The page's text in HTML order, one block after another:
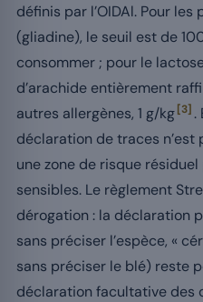
définis par l’OIDAl. Pour
(gliadine), le seuil est de
consommer ; pour le
d’arachide entièrement
autres allergènes, 1 g/kg[3] .
déclaration de traces
une zone de risque
sensibles. Le règlement
dérogation : la déclaration
sans préciser l’espèce, «
sans préciser le blé) reste
déclaration facultative des